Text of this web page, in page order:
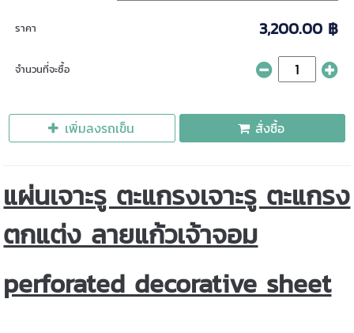
ราคา 3,200.00 ฿
จำนวนที่จะซื้อ
เพิ่มลงรถเข็น สั่งซื้อ
แผ่นเจาะรู ตะแกรงเจาะรู ตะแกรง
ตกแต่ง ลายแก้วเจ้าจอม
perforated decorative sheet